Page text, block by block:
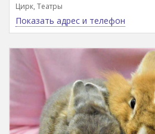
Цирк, Театры
Показать адрес и телефон